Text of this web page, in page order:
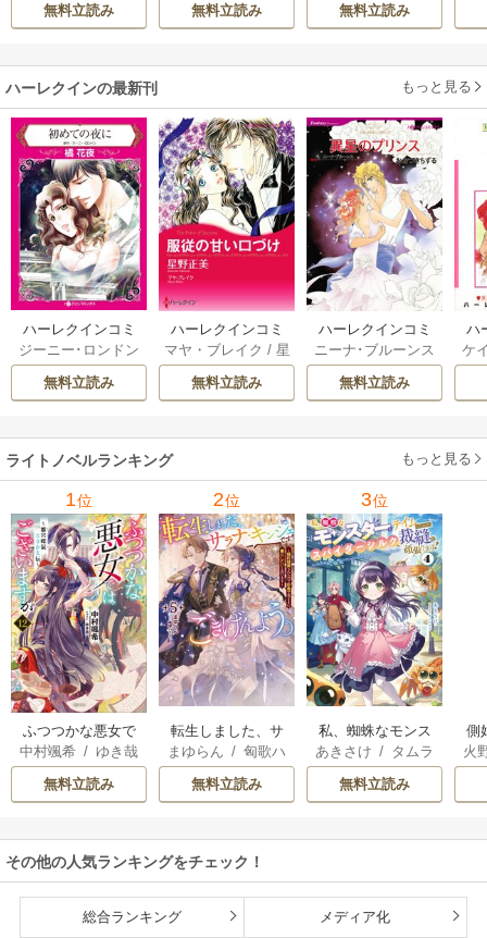
無料立読み
活
無料立読み 無料立読み
ハーレクインの最新刊 もっと見る
ハーレクインコミ
ックス セット 202
6年 vol.1064 1巻
ジーニー･ロンドン
/橘花夜/メアリ
ー･ライアンズ
ーガン/星合操/ア
ン･ウィール/ 津寺
里可子
無料立読み
ハーレクインコミ
ックス セット 202
6年 vol.1002 1巻
マヤ・ブレイク / 星
野正美/ヘレン･ブ
ルックス/のわきね
ウェイ/一重夕子
無料立読み
ハーレクインコミ
ックス セット 202
6年 vol.1063 1巻
ニーナ･ブルーンス
/おおつきちずる/
レベッカ･ヨーク
ーディ/海野みつる
サラ･ウッド/流
水凛子
無料立読み
ハ
ッ
ケ
/
ザ
ライトノベルランキング もっと見る
1位
ふつつかな悪女で
はございますが
中村颯希 / ゆき哉
無料立読み
2位
転生しました、サ
ラナ・キンジェで
す。ごきげんよ
う。
まゆらん /匈歌ハ
トリ
無料立読み
3位
私、蜘蛛なモンス
ターをテイムした
ので、スパイダー
シルクで裁縫を頑
あきさけ / タムラ
ヨウ
無料立読み
側
火
その他の人気ランキングをチェック！
総合ランキング メディア化